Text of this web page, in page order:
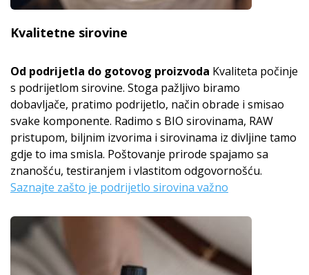
Kvalitetne sirovine
Od podrijetla do gotovog proizvoda Kvaliteta počinje
s podrijetlom sirovine. Stoga pažljivo biramo
dobavljače, pratimo podrijetlo, način obrade i smisao
svake komponente. Radimo s BIO sirovinama, RAW
pristupom, biljnim izvorima i sirovinama iz divljine tamo
gdje to ima smisla. Poštovanje prirode spajamo sa
znanošću, testiranjem i vlastitom odgovornošću.
Saznajte zašto je podrijetlo sirovina važno